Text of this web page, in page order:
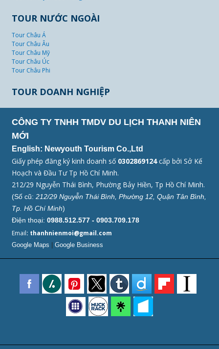
TOUR NƯỚC NGOÀI
Tour Châu Á
Tour Châu Âu
Tour Châu Mỹ
Tour Châu Úc
Tour Châu Phi
TOUR DOANH NGHIỆP
CÔNG TY TNHH TMDV DU LỊCH THANH NIÊN
MỚI
English: Newyouth Tourism Co.,Ltd
Giấy phép đăng ký kinh doanh số 0302869124cấp bởi Sở Kế
Hoạch và Đầu Tư Tp Hồ Chí Minh.
212/29 Nguyễn Thái Bình, Phường Bảy Hiền, Tp Hồ Chí Minh.
(Số cũ: 212/29 Nguyễn Thái Bình, Phường 12, Quận Tân Bình,
Tp. Hồ Chí Minh)
Điện thoại: 0988.512.577 - 0903.709.178
Email: thanhnienmoi@gmail.com
Google Maps Google Business